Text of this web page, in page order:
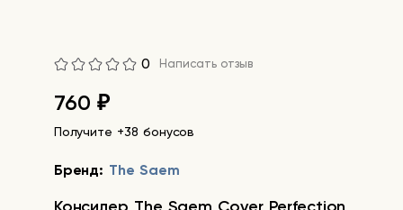
0 Написать отзыв
760₽
Получите +38 бонусов
Бренд: The Saem